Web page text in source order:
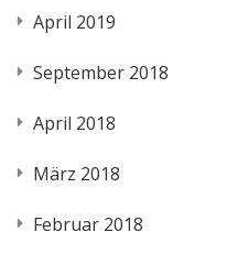
April 2019
September 2018
April 2018
März 2018
Februar 2018